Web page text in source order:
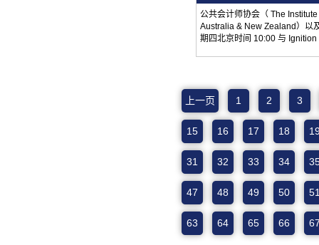
公共会计师协会（ The
Australia & New Zealand）以
期四北京时间 10:00 与
上一页 1 2 3
15 16 17 18
31 32 33 34
47 48 49 50
63 64 65 66